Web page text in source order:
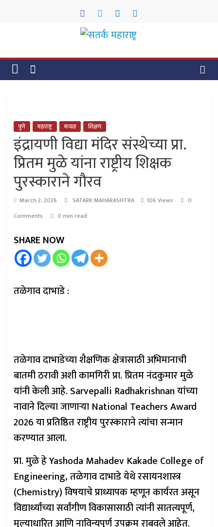
सतर्क
महाराष्ट्र
पुणे महाराष्ट्र मावळ शिक्षण
इंद्रायणी विद्या मंदिर संस्थेच्या प्रा.
प्रितम मुळे यांना राष्ट्रीय शिक्षक
पुरस्काराने गौरव
March 2, 2026 SATARK MAHARASHTRA 106 Views
0
Comments
0 min read
SHARE NOW
तळेगाव दाभाडे :
तळेगाव दाभाडेच्या शैक्षणिक क्षेत्रासाठी अभिमानाची
बातमी ठरावी अशी कामगिरी प्रा. प्रितम नंदकुमार मुळे
यांनी केली आहे. Sarvepalli Radhakrishnan यांच्या
नावाने दिल्या जाणाऱ्या National Teachers Award
2026 या प्रतिष्ठित राष्ट्रीय पुरस्काराने त्यांचा सन्मान
करण्यात आला.
प्रा. मुळे हे Yashoda Mahadev Kakade College of
Engineering, तळेगाव दाभाडे येथे रसायनशास्त्र
(Chemistry) विषयाचे प्राध्यापक म्हणून कार्यरत असून
विद्यार्थ्यांच्या सर्वांगीण विकासासाठी त्यांनी सातत्यपूर्ण,
मूल्याधारित आणि नाविन्यपूर्ण उपक्रम राबवले आहेत.